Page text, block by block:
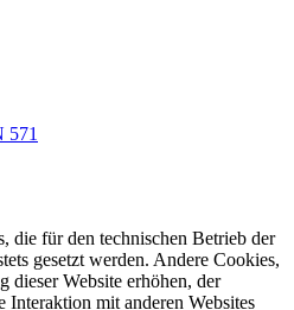
571
die für den technischen Betrieb der
gesetzt werden. Andere Cookies,
dieser Website erhöhen, der
mit anderen Websites